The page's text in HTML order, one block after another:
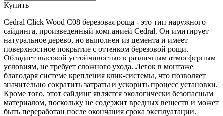
Купить
Cedral Click Wood C08 березовая роща - это тип наружного
сайдинга, произведенный компанией Cedral. Он имитирует
натуральное дерево, но выполнен из цемента и имеет
поверхностное покрытие с оттенком березовой рощи.
Обладает высокой устойчивостью к различным атмосферным
условиям, не требует сложного ухода. Легок в монтаже
благодаря системе крепления клик-системы, что позволяет
значительно сократить затраты и ускорить процесс установки.
Кроме того, этот сайдинг является экологически безопасным
материалом, поскольку не содержит вредных веществ и может
быть переработан после окончания срока эксплуатации.